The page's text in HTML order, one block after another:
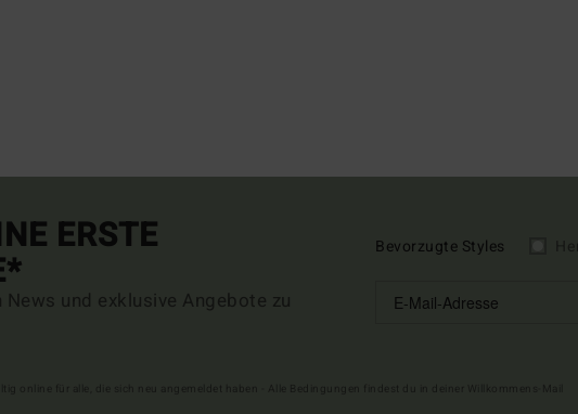
ERSTE
und exklusive Angebote zu
Bevorzugte Styles